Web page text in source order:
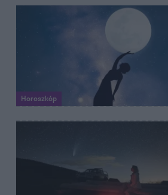
Horoszkóp